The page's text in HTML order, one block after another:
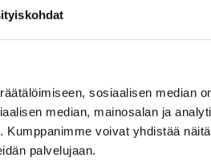
sosiaalisen median
median, mainosalan ja
voivat yhdistää
palvelujaan.
näppäinten avulla.
LUE LISÄÄ